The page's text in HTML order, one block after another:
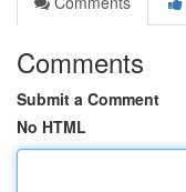
Comments
Submit a Comment
No HTML